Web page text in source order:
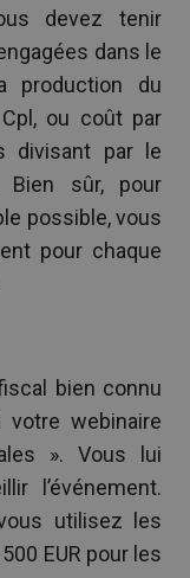
devez tenir
dans le
production du
ou coût par
divisant par le
Bien sûr, pour
possible, vous
pour chaque
bien connu
webinaire
». Vous lui
l’événement.
utilisez les
EUR pour les